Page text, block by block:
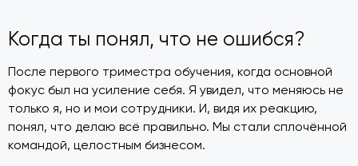
Когда ты понял, что не ошибся?
После первого триместра обучения, когда основной
фокус был на усиление себя. Я увидел, что меняюсь не
только я, но и мои сотрудники. И, видя их реакцию,
понял, что делаю всё правильно. Мы стали сплочённой
командой, целостным бизнесом.